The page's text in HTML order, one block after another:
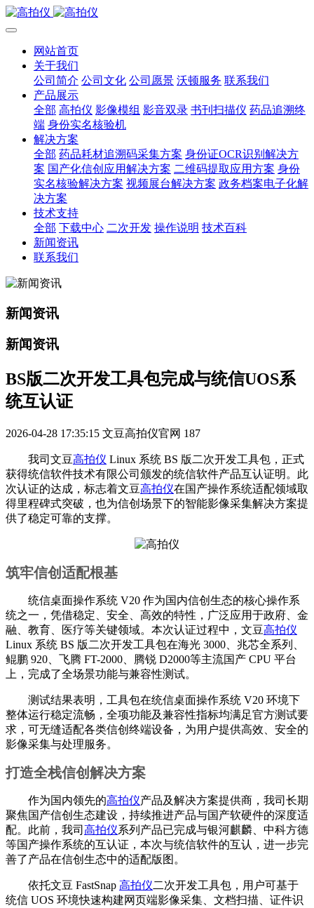
网站首页
关于我们
公司简介 公司文化 公司愿景 沃顿服务 联系我们
产品展示
全部 高拍仪 影像模组 影音双录 书刊扫描仪 药品追溯终
端 身份实名核验机
解决方案
全部 药品耗材追溯码采集方案 身份证OCR识别解决方
案 国产化信创应用解决方案 二维码提取应用方案 身份
实名核验解决方案 视频展台解决方案 政务档案电子化解
决方案
技术支持
全部 下载中心 二次开发 操作说明 技术百科
新闻资讯
联系我们
新闻资讯
新闻资讯
BS版二次开发工具包完成与统信UOS系
统互认证
2026-04-28 17:35:15 文豆高拍仪官网 187
我司文豆高拍仪 Linux 系统 BS 版二次开发工具包，正式
获得统信软件技术有限公司颁发的统信软件产品互认证明。此
次认证的达成，标志着文豆高拍仪在国产操作系统适配领域取
得里程碑式突破，也为信创场景下的智能影像采集解决方案提
供了稳定可靠的支撑。
筑牢信创适配根基
统信桌面操作系统 V20 作为国内信创生态的核心操作系
统之一，凭借稳定、安全、高效的特性，广泛应用于政府、金
融、教育、医疗等关键领域。本次认证过程中，文豆高拍仪
Linux 系统 BS 版二次开发工具包在海光 3000、兆芯全系列、
鲲鹏 920、飞腾 FT-2000、腾锐 D2000等主流国产 CPU 平台
上，完成了全场景功能与兼容性测试。
测试结果表明，工具包在统信桌面操作系统 V20 环境下
整体运行稳定流畅，全项功能及兼容性指标均满足官方测试要
求，可无缝适配各类信创终端设备，为用户提供高效、安全的
影像采集与处理服务。
打造全栈信创解决方案
作为国内领先的高拍仪产品及解决方案提供商，我司长期
聚焦国产信创生态建设，持续推进产品与国产软硬件的深度适
配。此前，我司 高拍仪系列产品已完成与银河麒麟、中科方德
等国产操作系统的互认证，本次与统信软件的互认，进一步完
善了产品在信创生态中的适配版图。
依托文豆 FastSnap 高拍仪二次开发工具包，用户可基于
统信 UOS 环境快速构建网页端影像采集、文档扫描、证件识